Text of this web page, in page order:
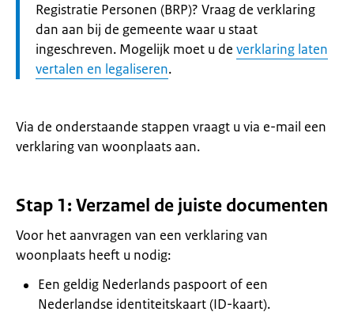
Registratie Personen (BRP)? Vraag de verklaring
dan aan bij de gemeente waar u staat
ingeschreven. Mogelijk moet u de verklaring laten
vertalen en legaliseren.
Via de onderstaande stappen vraagt u via e-mail een
verklaring van woonplaats aan.
Stap 1: Verzamel de juiste documenten
Voor het aanvragen van een verklaring van
woonplaats heeft u nodig:
Een geldig Nederlands paspoort of een
Nederlandse identiteitskaart (ID-kaart).